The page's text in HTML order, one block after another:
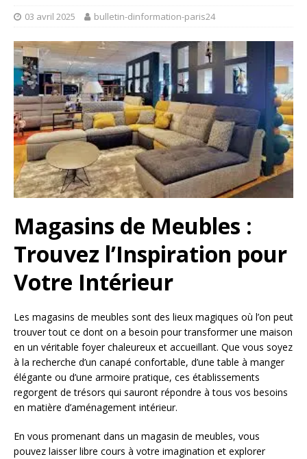
03 avril 2025 bulletin-dinformation-paris24
Magasins de Meubles :
Trouvez l’Inspiration pour
Votre Intérieur
Les magasins de meubles sont des lieux magiques où l’on peut
trouver tout ce dont on a besoin pour transformer une maison
en un véritable foyer chaleureux et accueillant. Que vous soyez
à la recherche d’un canapé confortable, d’une table à manger
élégante ou d’une armoire pratique, ces établissements
regorgent de trésors qui sauront répondre à tous vos besoins
en matière d’aménagement intérieur.
En vous promenant dans un magasin de meubles, vous
pouvez laisser libre cours à votre imagination et explorer